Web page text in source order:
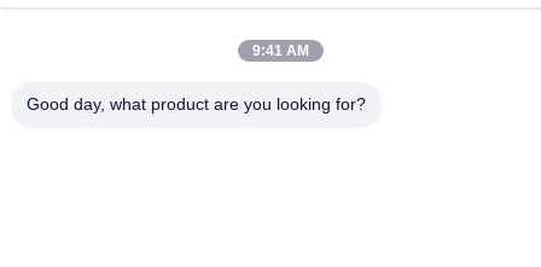
पता
03/03/01, नंबर 366, नॉर्थ हूपन रोड, न्यू तियानफू जोन, चीन (सिचुआन)
मुक्त व्यापार क्षेत्र, चेंगदू, चीन। 9:41 AM
Good day, what product are you looking for?